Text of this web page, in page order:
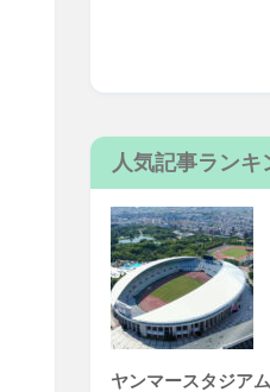
人気記事ランキ
ヤンマースタジア